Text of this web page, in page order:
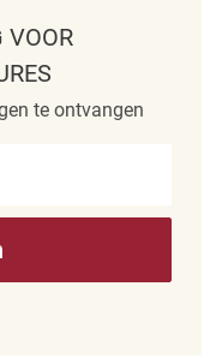
VOOR
te ontvangen